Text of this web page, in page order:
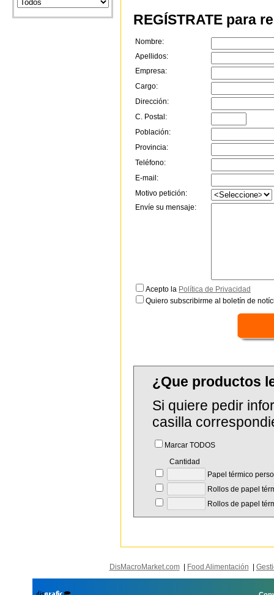
REGÍSTRATE para
Nombre:
Apellidos:
Empresa:
Cargo:
Dirección:
C. Postal:
Población:
Provincia:
Teléfono:
E-mail:
Motivo petición:
Envíe su mensaje:
Acepto la Política de Privacidad
Quiero subscribirme al boletín de
¿Que productos
Si quiere pedir
casilla
Marcar TODOS
Cantidad
Papel térmico
Rollos de papel
Rollos de papel
DisMacroMarket.com| Food Alimentación